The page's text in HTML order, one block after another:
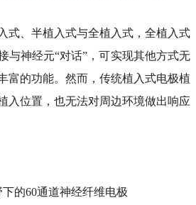
式、半植入式与全植入式，全植入式
与神经元“对话”，可实现其他方式无
富的功能。然而，传统植入式电极植
入位置，也无法对周边环境做出响应
的60通道神经纤维电极